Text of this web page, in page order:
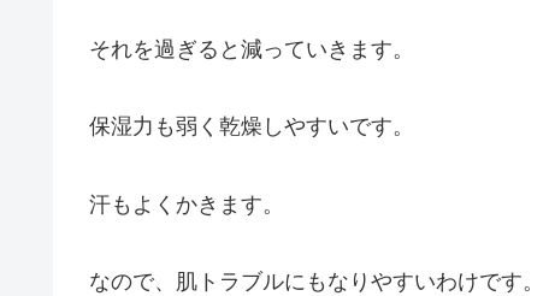
それを過ぎると減っていきます。
保湿力も弱く乾燥しやすいです。
汗もよくかきます。
なので、肌トラブルにもなりやすいわけです。